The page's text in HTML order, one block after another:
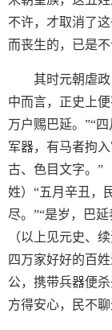
不许，才取消了
而丧生的，已是不
其时元朝虐
中而言，正史上
万户赐巴延。”“
军器，有马者拘
古、色目文字。”
姓）“五月辛丑，
尽。”“是岁，巴
（以上见元史、
四万家好好的百
公，携带兵器便
方得安心，民不